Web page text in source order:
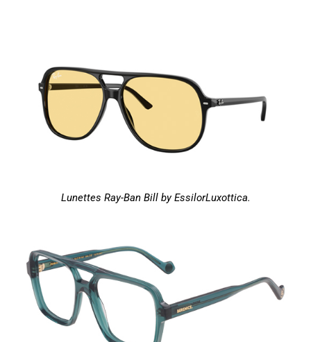
Lunettes Ray-Ban Bill by EssilorLuxottica.